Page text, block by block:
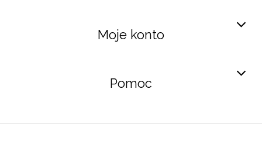
Moje konto
Pomoc